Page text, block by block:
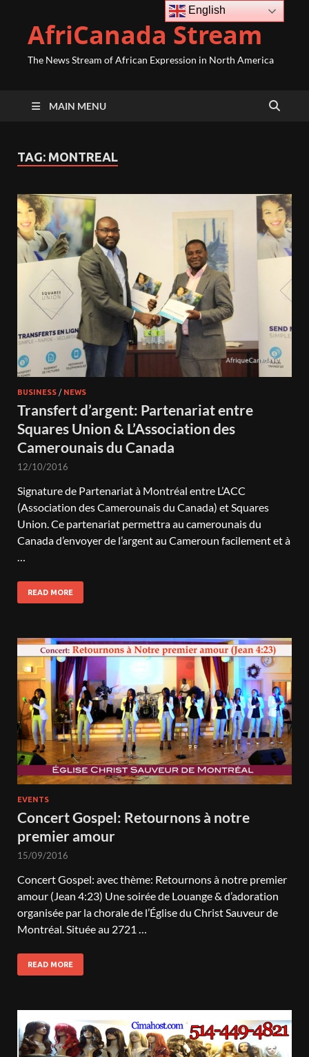
AfriCanada Stream
The News Stream of African Expression in North America
MAIN MENU
TAG: MONTREAL
BUSINESS / NEWS
Transfert d’argent: Partenariat entre
Squares Union & L’Association des
Camerounais du Canada
12/10/2016
Signature de Partenariat à Montréal entre L’ACC
(Association des Camerounais du Canada) et Squares
Union. Ce partenariat permettra au camerounais du
Canada d’envoyer de l’argent au Cameroun facilement et à
…
READ MORE
EVENTS
Concert Gospel: Retournons à notre
premier amour
15/09/2016
Concert Gospel: avec thème: Retournons à notre premier
amour (Jean 4:23) Une soirée de Louange & d’adoration
organisée par la chorale de l’Église du Christ Sauveur de
Montréal. Située au 2721 …
READ MORE
English